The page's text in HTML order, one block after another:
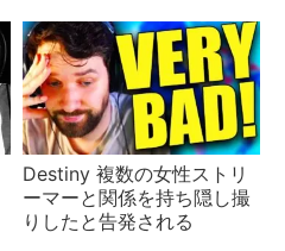
数！
Destiny 複数の女性ストリ
ーマーと関係を持ち隠し撮
りしたと告発される